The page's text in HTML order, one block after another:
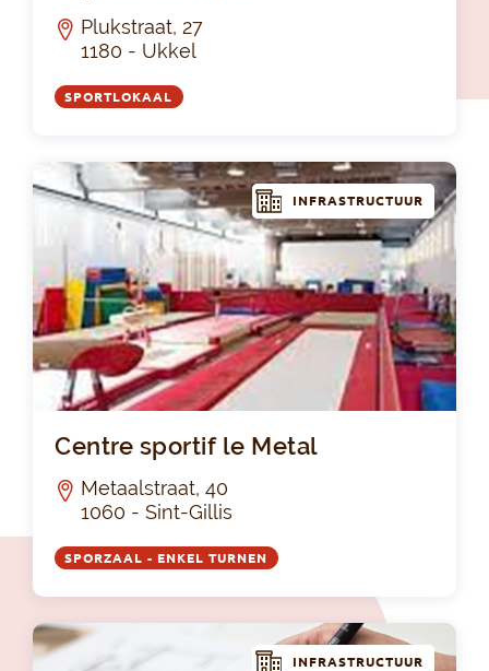
Plukstraat, 27
1180 - Ukkel
SPORTLOKAAL
INFRASTRUCTUUR
Centre sportif le Metal
Metaalstraat, 40
1060 - Sint-Gillis
SPORZAAL - ENKEL TURNEN
INFRASTRUCTUUR